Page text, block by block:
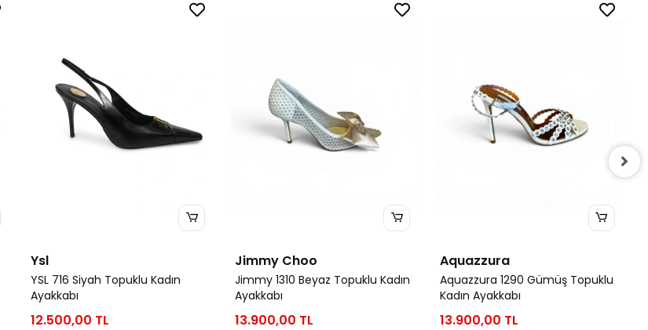
Ysl
YSL 716 Siyah Topuklu Kadın
Ayakkabı
12.500,00 TL
Jimmy Choo
Jimmy 1310 Beyaz Topuklu Kadın
Ayakkabı
13.900,00 TL
Aquazzura
Aquazzura 1290 Gümüş Topuklu
Kadın Ayakkabı
13.900,00 TL